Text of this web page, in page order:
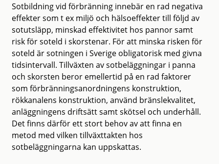
Sotbildning vid förbränning innebär en rad negativa
effekter som t ex miljö och hälsoeffekter till följd av
sotutsläpp, minskad effektivitet hos pannor samt
risk för soteld i skorstenar. För att minska risken för
soteld är sotningen i Sverige obligatorisk med givna
tidsintervall. Tillväxten av sotbeläggningar i panna
och skorsten beror emellertid på en rad faktorer
som förbränningsanordningens konstruktion,
rökkanalens konstruktion, använd bränslekvalitet,
anläggningens driftsätt samt skötsel och underhåll.
Det finns därför ett stort behov av att finna en
metod med vilken tillväxttakten hos
sotbeläggningarna kan uppskattas.